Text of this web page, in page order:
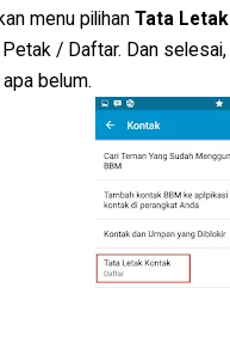
menu pilihan Tata
/ Daftar. Dan
belum.